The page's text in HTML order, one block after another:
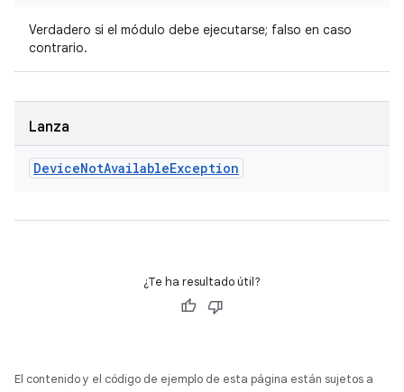
Verdadero si el módulo debe ejecutarse; falso en caso
contrario.
Lanza
DeviceNotAvailableException
¿Te ha resultado útil?
El contenido y el código de ejemplo de esta página están sujetos a